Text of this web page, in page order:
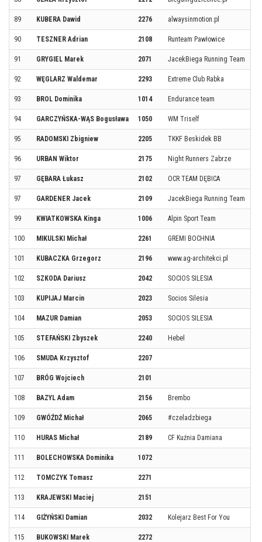
89 KUBERA Dawid 2276 alwaysinmotion.pl
90 TESZNER Adrian 2108 Runteam Pawłowice
91 GRYGIEL Marek 2071 JacekBiega Running Team
92 WĘGLARZ Waldemar 2293 Extreme Club Rabka
93 BROL Dominika 1014 Endurance team
94 GARCZYŃSKA-WĄS Bogusława 1050 WM Triself
95 RADOMSKI Zbigniew 2205 TKKF Beskidek BB
96 URBAN Wiktor 2175 Night Runners Zabrze
97 GĘBARA Łukasz 2102 OCR TEAM DĘBICA
97 GARDENER Jacek 2109 JacekBiega Running Team
99 KWIATKOWSKA Kinga 1006 Alpin Sport Team
100 MIKULSKI Michał 2261 GREMI BOCHNIA
101 KUBACZKA Grzegorz 2196 www.ag-architekci.pl
102 SZKODA Dariusz 2042 SOCIOS SILESIA
103 KUPIJAJ Marcin 2023 Socios Silesia
104 MAZUR Damian 2053 SOCIOS SILESIA
105 STEFAŃSKI Zbyszek 2240 Hebel
106 SMUDA Krzysztof 2207
107 BRÓG Wojciech 2101
108 BAZYL Adam 2156 Brembo
109 GWÓŹDŹ Michał 2065 #czeladzbiega
110 HURAS Michał 2189 CF Kuźnia Damiana
111 BOLECHOWSKA Dominika 1072
112 TOMCZYK Tomasz 2271
113 KRAJEWSKI Maciej 2151
114 GIŻYŃSKI Damian 2032 Kolejarz Best For You
115 BUKOWSKI Marek 2272